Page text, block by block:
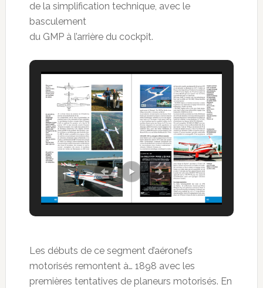
de la simplification technique, avec le
basculement
du GMP à l’arrière du cockpit.
Les débuts de ce segment d’aéronefs
motorisés remontent à… 1898 avec les
premières tentatives de planeurs motorisés. En